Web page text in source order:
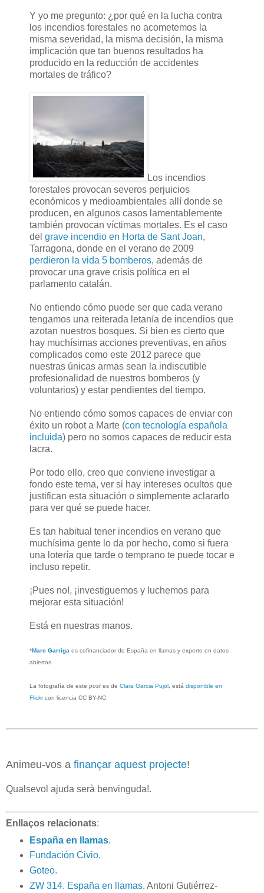
Y yo me pregunto: ¿por qué en la lucha contra
los incendios forestales no acometemos la
misma severidad, la misma decisión, la misma
implicación que tan buenos resultados ha
producido en la reducción de accidentes
mortales de tráfico?
Los incendios
forestales provocan severos perjuicios
económicos y medioambientales allí donde se
producen, en algunos casos lamentablemente
también provocan víctimas mortales. Es el caso
del grave incendio en Horta de Sant Joan,
Tarragona, donde en el verano de 2009
perdieron la vida 5 bomberos, además de
provocar una grave crisis política en el
parlamento catalán.
No entiendo cómo puede ser que cada verano
tengamos una reiterada letanía de incendios que
azotan nuestros bosques. Si bien es cierto que
hay muchísimas acciones preventivas, en años
complicados como este 2012 parece que
nuestras únicas armas sean la indiscutible
profesionalidad de nuestros bomberos (y
voluntarios) y estar pendientes del tiempo.
No entiendo cómo somos capaces de enviar con
éxito un robot a Marte (con tecnología española
incluida) pero no somos capaces de reducir esta
lacra.
Por todo ello, creo que conviene investigar a
fondo este tema, ver si hay intereses ocultos que
justifican esta situación o simplemente aclararlo
para ver qué se puede hacer.
Es tan habitual tener incendios en verano que
muchísima gente lo da por hecho, como si fuera
una lotería que tarde o temprano te puede tocar e
incluso repetir.
¡Pues no!, ¡investiguemos y luchemos para
mejorar esta situación!
Está en nuestras manos.
*Marc Garriga es cofinanciador de España en llamas y experto en datos
abiertos
La fotografía de este post es de Clara Garcia Pujol , está disponible en
Flickrcon licencia CC BY-NC.
Animeu-vos a finançar aquest projecte!
Qualsevol ajuda serà benvinguda!.
Enllaços relacionats:
España en llamas.
Fundación Civio.
Goteo.
ZW 314. España en llamas. Antoni Gutiérrez-